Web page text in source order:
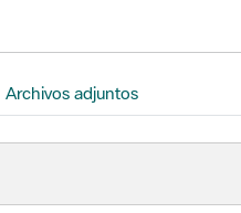
Archivos adjuntos